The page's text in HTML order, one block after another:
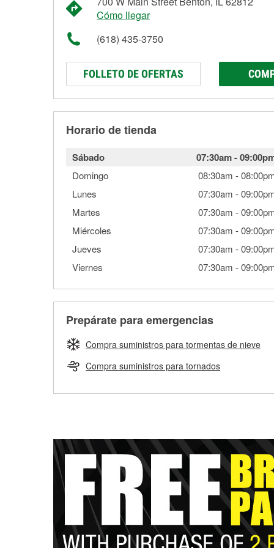
Cómo llegar
(618) 435-3750
FOLLETO DE OFERTAS
Horario de tienda
Sábado 07:30am-
Domingo 08:30am -
Lunes
07:30am -
Martes
07:30am -
Miércoles
07:30am -
Jueves
07:30am -
Viernes
07:30am -
Prepárate para emergencias
Compra suministros para tormentas de nieve
Compra suministros para tornados